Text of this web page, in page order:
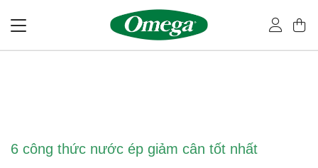
qua
dung
6 công thức nước ép giảm cân tốt nhất